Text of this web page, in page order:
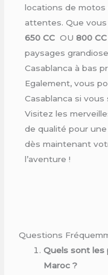
locations de
attentes. Que
650 CC OU800 CC
paysages
Casablanca à bas
Egalement, vous
Casablanca si
Visitez les
de qualité pour
dès maintenant
l’aventure !
Questions
Quels sont les
Maroc ?